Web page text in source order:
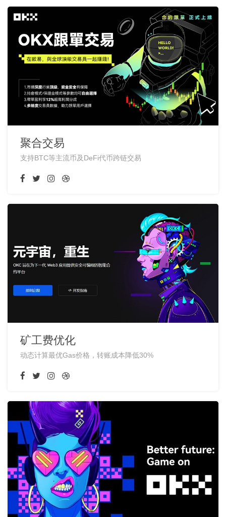
聚合交易
支持BTC等主流币及DeFi代币跨链交易
矿工费优化
动态计算最优Gas价格，转账成本降低30%